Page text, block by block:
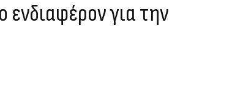
ενδιαφέρον για την